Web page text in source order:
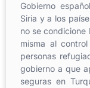
Gobierno
Siria y a los
no se condicione
misma al
personas
gobierno a que
seguras en